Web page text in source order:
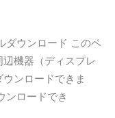
ダウンロード このペ
機器（ディスプレ
ンロードできま
ンロードでき